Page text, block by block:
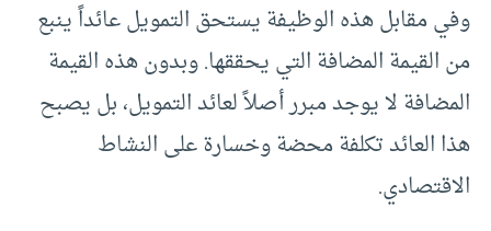
وفي مقابل هذه الوظيفة يستحق التمويل عائداً ينبع
من القيمة المضافة التي يحققها. وبدون هذه القيمة
المضافة لا يوجد مبرر أصلاً لعائد التمويل، بل يصبح
هذا العائد تكلفة محضة وخسارة على النشاط
الاقتصادي.